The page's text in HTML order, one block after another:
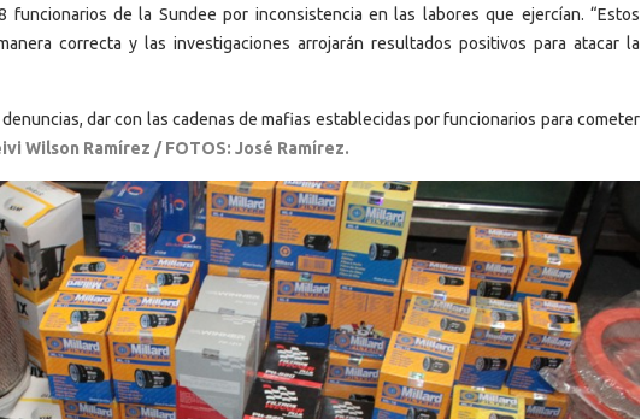
de la Sundee por inconsistencia en las labores que ejercían. “Estos
correcta y las investigaciones arrojarán resultados positivos para atacar la
dar con las cadenas de mafias establecidas por funcionarios para cometer
Wilson Ramírez / FOTOS: José Ramírez.